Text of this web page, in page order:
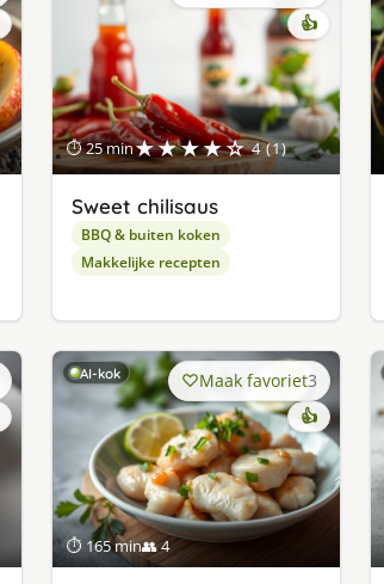
⏱ 25 min★★★★☆ 4 (1)
👍
Sweet chilisaus
BBQ & buiten koken
Makkelijke recepten
AI-kok
⏱ 165 min👥 4
Maak favoriet3
👍